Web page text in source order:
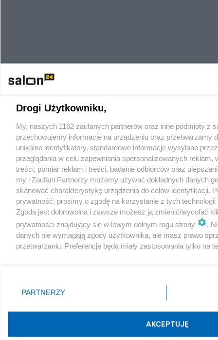
Drogi Użytkowniku,
My, naszych 1162 zaufanych partnerów oraz inne podmioty z
przechowujemy informacje na urządzeniu oraz przetwarzamy
unikalne identyfikatory, standardowe informacje wysyłane
przeglądania w celu zapewniania spersonalizowanych reklam,
treści, pomiar reklam i treści, badanie odbiorców oraz
my i Zaufani Partnerzy możemy używać dokładnych danych
skanować charakterystykę urządzenia do celów identyfikacji.
prywatność, prosimy o zgodę na korzystanie z tych technologii
Zgoda jest dobrowolna i zawsze możesz ją zmienić/wycofać
prywatności znajdujący się w lewym dolnym rogu strony
.
danych nie wymagają zgody użytkownika, ale masz prawo
przetwarzaniu. Preferencje będą miały zastosowania tylko na
Cookies
PARTNERZY
AKCEPTUJĘ